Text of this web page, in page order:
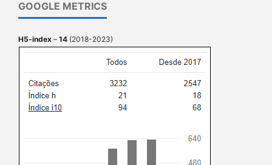
GOOGLE METRICS
H5-index – 14 (2018-2023)